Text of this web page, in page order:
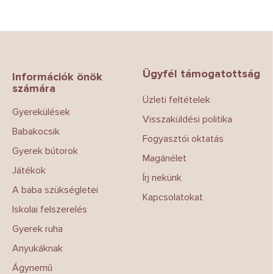
Információk önök
számára
Gyerekülések
Babakocsik
Gyerek bútorok
Játékok
A baba szükségletei
Iskolai felszerelés
Gyerek ruha
Anyukáknak
Ágynemű
Ügyfél támogatottság
Üzleti feltételek
Visszaküldési politika
Fogyasztói oktatás
Magánélet
Írj nekünk
Kapcsolatokat